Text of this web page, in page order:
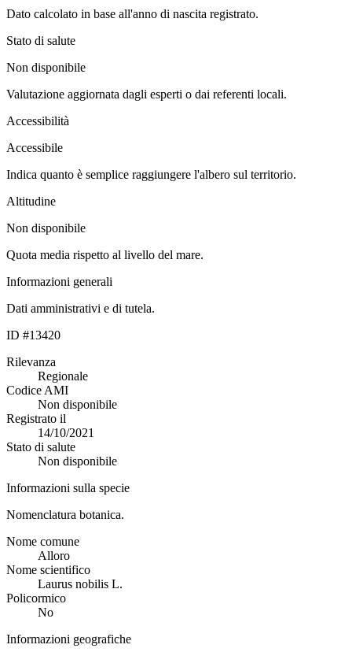
Dato calcolato in base all'anno di nascita registrato.
Stato di salute
Non disponibile
Valutazione aggiornata dagli esperti o dai referenti locali.
Accessibilità
Accessibile
Indica quanto è semplice raggiungere l'albero sul territorio.
Altitudine
Non disponibile
Quota media rispetto al livello del mare.
Informazioni generali
Dati amministrativi e di tutela.
ID #13420
Rilevanza
Regionale
Codice AMI
Non disponibile
Registrato il
14/10/2021
Stato di salute
Non disponibile
Informazioni sulla specie
Nomenclatura botanica.
Nome comune
Alloro
Nome scientifico
Laurus nobilis L.
Policormico
No
Informazioni geografiche